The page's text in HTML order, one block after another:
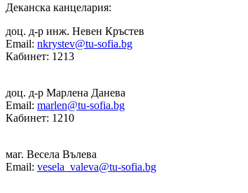
Деканска канцелария:
доц. д-р инж. Невен Кръстев
Email: nkrystev@tu-sofia.bg
Кабинет: 1213
доц. д-р Марлена Данева
Email: marlen@tu-sofia.bg
Кабинет: 1210
маг. Весела Вълева
Email: vesela_valeva@tu-sofia.bg